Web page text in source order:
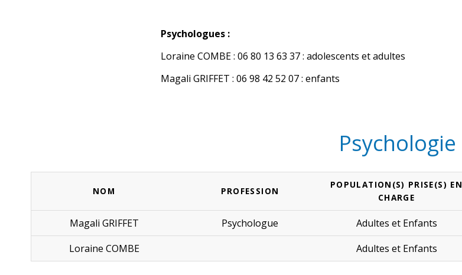
Psychologues :
Loraine COMBE : 06 80 13 63 37 : adolescents et adultes
Magali GRIFFET : 06 98 42 52 07 : enfants
Psychologie
NOM PROFESSION
POPULATION(S) PRISE(S) EN
CHARGE
Magali GRIFFET Psychologue Adultes et Enfants
Loraine COMBE
Adultes et Enfants